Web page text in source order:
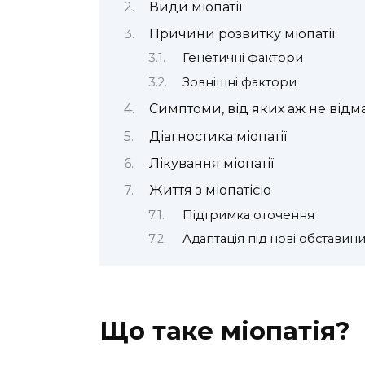
Види міопатії
Причини розвитку міопатії
Генетичні фактори
Зовнішні фактори
Симптоми, від яких аж не
Діагностика міопатії
Лікування міопатії
Життя з міопатією
Підтримка оточення
Адаптація під нові обставини
Що таке міопатія?